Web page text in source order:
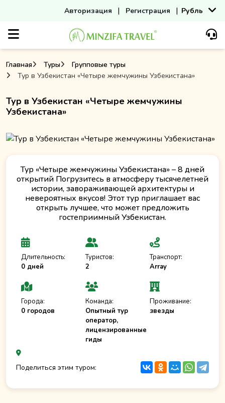
Авторизация | Регистрация | Рубль
Главная Туры
Групповые туры
Тур в Узбекистан «Четыре жемчужины Узбекистана»
Тур в Узбекистан «Четыре жемчужины
Узбекистана»
Тур «Четыре жемчужины Узбекистана» – 8 дней
открытий Погрузитесь в атмосферу тысячелетней
истории, завораживающей архитектуры и
невероятных вкусов! Этот тур приглашает вас
открыть лучшее, что может предложить
гостеприимный Узбекистан.
Длительность:
0 дней
Туристов:
2
Транспорт:
Array
Города:
0 городов
Команда:
Опытный тур
оператор,
лицензированные
гиды
Проживание:
звезды
Поделиться этим туром: